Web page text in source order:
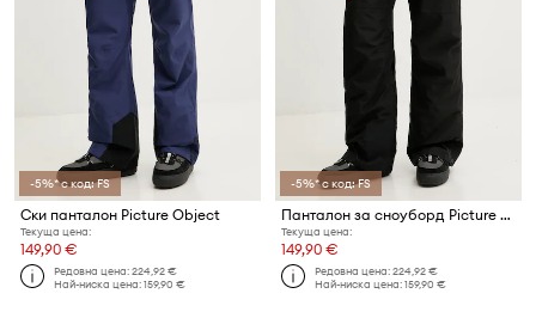
-5%* с код: FS
Ски панталон Picture Object
Текуща цена:
149,90 €
Редовна цена:224,92 €
Най-ниска цена:159,90 €
-5%* с код: FS
Панталон за сноуборд Picture Akna
Текуща цена:
149,90 €
Редовна цена:224,92 €
Най-ниска цена:159,90 €